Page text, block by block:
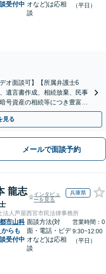
受付中 オなど)は応相
談
（平日）
オ面談可】【所属弁護士6
遺言書作成、相続放棄、民事
号資産の相続等につき豊富な
対応】
見る
メールで面談予約
龍志
インタビュ
ーを見る
兵庫県
法人芦屋西宮市民法律事務所
市山科
からも
受付中
面談方法(対
面・電話・ビデ
オなど)は応相
談
営業時間：0
9:30~12:00
（平日）